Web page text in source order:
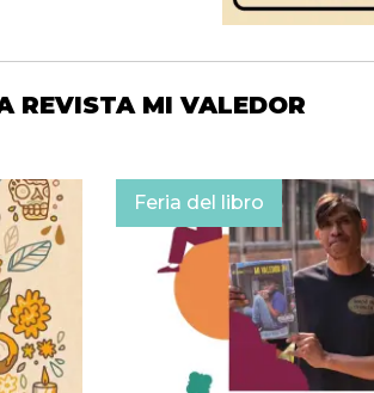
REVISTA MI VALEDOR
Feria del libro